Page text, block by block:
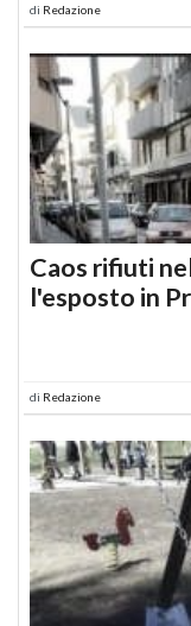
di Redazione
Caos rifiuti
l'esposto in
di Redazione